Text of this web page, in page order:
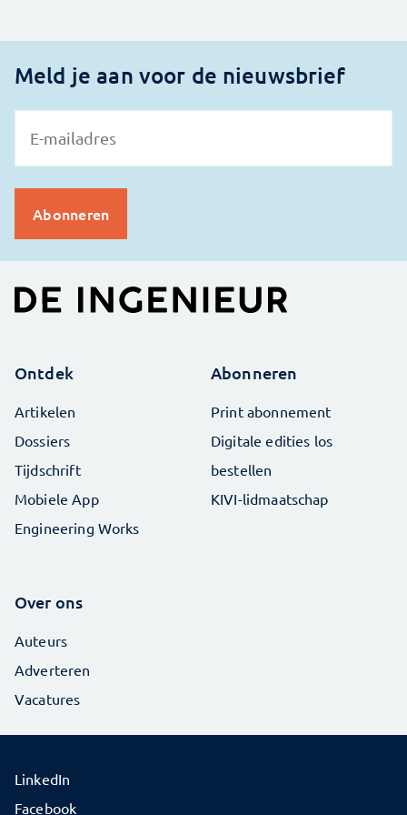
Meld je aan voor de nieuwsbrief
Ontdek
Artikelen
Dossiers
Tijdschrift
Mobiele App
Engineering Works
Abonneren
Print abonnement
Digitale edities los
bestellen
KIVI-lidmaatschap
Over ons
Auteurs
Adverteren
Vacatures
LinkedIn
Facebook